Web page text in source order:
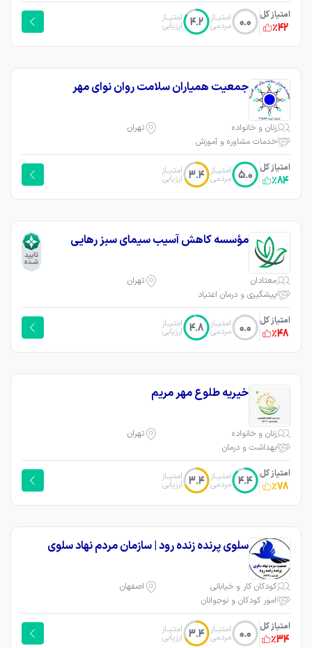
امتیاز کل
٪42 0.0 امتیــاز
مردمی 4.2 امتیــاز
ارزیابی
جمعیت همیاران سلامت روان نوای مهر
زنان و خانواده
تهران
خدمات مشاوره و آموزش
امتیاز کل
٪84 5.0 امتیــاز
مردمی 3.4 امتیــاز
ارزیابی
مؤسسه کاهش آسیب سیمای سبز رهایی
معتادان
تهران
پیشگیری و درمان اعتیاد
امتیاز کل
٪48 0.0 امتیــاز
مردمی 4.8 امتیــاز
ارزیابی
خیریه طلوع مهر مریم
زنان و خانواده
تهران
بهداشت و درمان
امتیاز کل
٪78 4.4 امتیــاز
مردمی 3.4 امتیــاز
ارزیابی
سلوی پرنده زنده رود | سازمان مردم نهاد سلوی
کودکان کار و خیابانی
اصفهان
امور کودکان و نوجوانان
امتیاز کل
٪34 0.0 امتیــاز
مردمی 3.4 امتیــاز
ارزیابی